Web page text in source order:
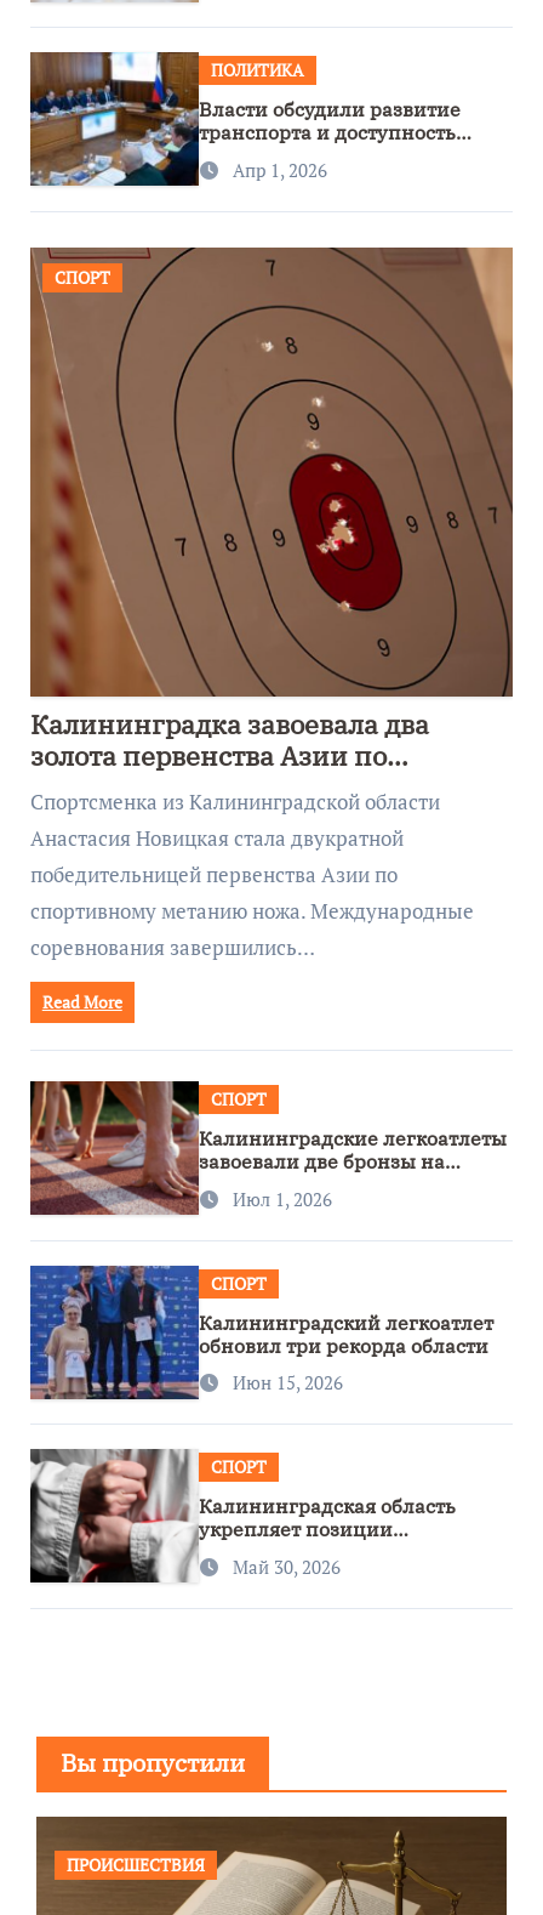
ПОЛИТИКА
Власти обсудили развитие
транспорта и доступность
региона
Апр 1, 2026
СПОРТ
Калининградка завоевала два
золота первенства Азии по
метанию ножа
Спортсменка из Калининградской области
Анастасия Новицкая стала двукратной
победительницей первенства Азии по
спортивному метанию ножа. Международные
соревнования завершились…
Read More
СПОРТ
Калининградские легкоатлеты
завоевали две бронзы на
первенстве России
Июл 1, 2026
СПОРТ
Калининградский легкоатлет
обновил три рекорда области
Июн 15, 2026
СПОРТ
Калининградская область
укрепляет позиции
спортивного региона
Май 30, 2026
Вы пропустили
ПРОИСШЕСТВИЯ